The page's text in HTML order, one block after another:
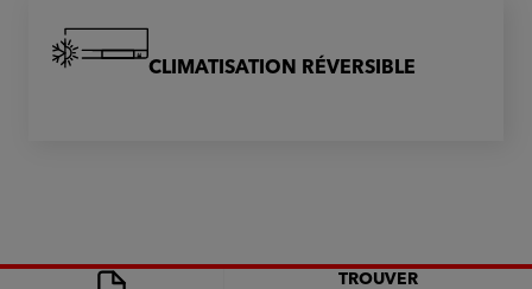
CLIMATISATION RÉVERSIBLE
TROUVER